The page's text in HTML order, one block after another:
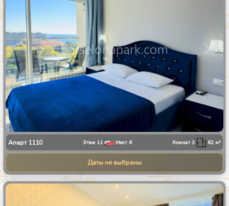
Апарт 1110 Этаж 11 Мест 6 Комнат3 62 м²
Даты не выбраны